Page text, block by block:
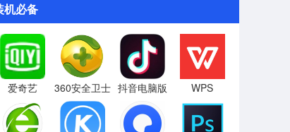
机必备
爱奇艺 360安全卫士 抖音电脑版 WPS